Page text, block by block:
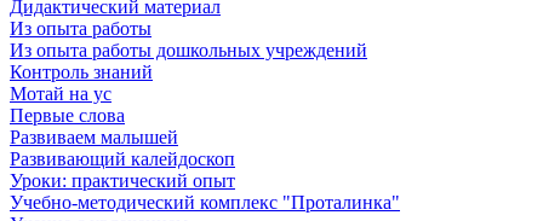
Дидактический материал
Из опыта работы
Из опыта работы дошкольных учреждений
Контроль знаний
Мотай на ус
Первые слова
Развиваем малышей
Развивающий калейдоскоп
Уроки: практический опыт
Учебно-методический комплекс "Проталинка"